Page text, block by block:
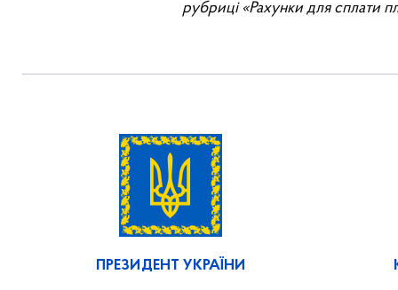
рубриці «Рахунки для сплати
ПРЕЗИДЕНТ УКРАЇНИ